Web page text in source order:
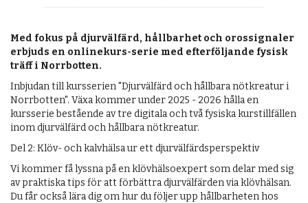
Med fokus på djurvälfärd, hållbarhet och orossignaler
erbjuds en onlinekurs-serie med efterföljande fysisk
träff i Norrbotten.
Inbjudan till kursserien "Djurvälfärd och hållbara nötkreatur i
Norrbotten". Växa kommer under 2025 - 2026 hålla en
kursserie bestående av tre digitala och två fysiska kurstillfällen
inom djurvälfärd och hållbara nötkreatur.
Del 2: Klöv- och kalvhälsa ur ett djurvälfärdsperspektiv
Vi kommer få lyssna på en klövhälsoexpert som delar med sig
av praktiska tips för att förbättra djurvälfärden via klövhälsan.
Du får också lära dig om hur du följer upp hållbarheten hos